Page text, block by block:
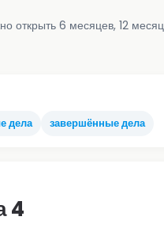
открыть 6 месяцев, 12
дела завершённые дела
4